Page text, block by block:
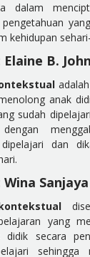
dalam
kehidupan
B.
anak
sudah
dan
Sanjaya
yang
didik secara
sehingga